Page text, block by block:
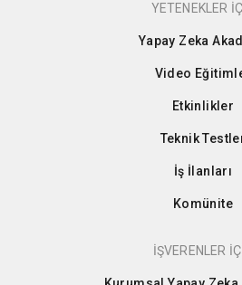
YETENEKLER
Yapay Zeka
Video
Etkinlikler
Teknik
İş İlanları
Komünite
İŞVERENLER